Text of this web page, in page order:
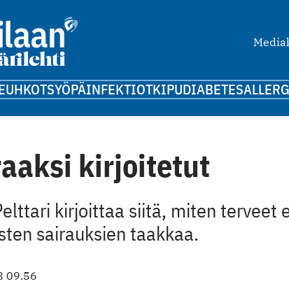
SYÖPÄINFEKTIOTKIPUDIABETES
kirjoitetut
kirjoittaa siitä, miten terveet
sairauksien taakkaa.
09.56